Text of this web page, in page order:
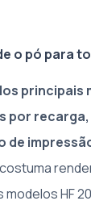
o pó para
principais
por
de
HF